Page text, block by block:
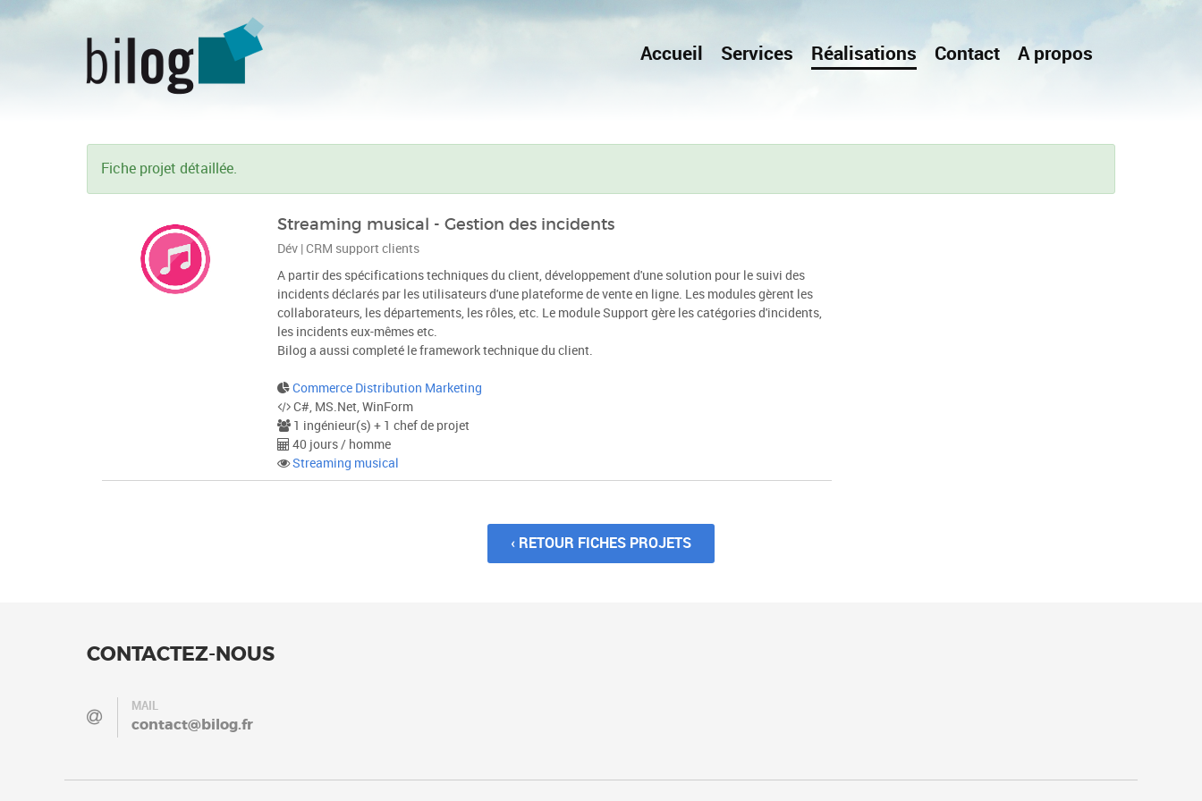
Accueil Services Réalisations Contact A propos
Fiche projet détaillée.
Streaming musical - Gestion des incidents
Dév | CRM support clients
A partir des spécifications techniques du client, développement d'une solution pour le suivi des
incidents déclarés par les utilisateurs d'une plateforme de vente en ligne. Les modules gèrent les
collaborateurs, les départements, les rôles, etc. Le module Support gère les catégories d'incidents,
les incidents eux-mêmes etc.
Bilog a aussi completé le framework technique du client.
Commerce Distribution Marketing
C#, MS.Net, WinForm
1 ingénieur(s) + 1 chef de projet
40 jours / homme
Streaming musical
‹ RETOUR FICHES PROJETS
CONTACTEZ-NOUS
MAIL
contact@bilog.fr